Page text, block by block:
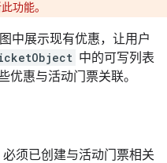
功能。
中展示现有优惠，让用户
中的可写列表
优惠与活动门票关联。
须已创建与活动门票相关